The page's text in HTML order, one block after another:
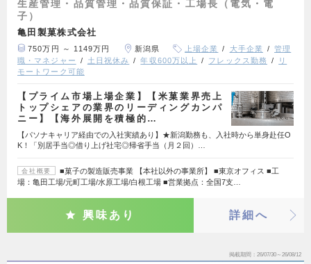
生産管理・品質管理・品質保証・工場長（電気・電
子）
亀田製菓株式会社
750万円 ～ 1149万円 新潟県 上場企業 大手企業
管理
職・マネジャー
土日祝休み 年収600万以上 フレックス勤務
リ
モートワーク可能
【プライム市場上場企業】【米菓業界売上
トップシェアの業界のリーディングカンパ
ニー】【海外展開を積極的…
【パソナキャリア経由での入社実績あり】★新潟勤務も、入社時から単身赴任O
K！「別居手当◎借り上げ社宅◎帰省手当（月２回）…
会社概要
■菓子の製造販売事業 【本社以外の事業所】 ■東京オフィス ■工
場：亀田工場/元町工場/水原工場/白根工場 ■営業拠点：全国7支…
興味あり 詳細へ
掲載期間 26/07/30～26/08/12